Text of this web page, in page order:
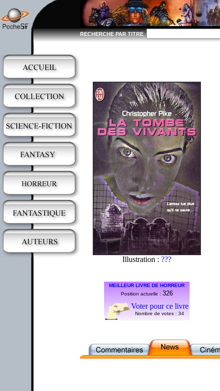
RECHERCHE PAR TITRE
Illustration : ???
MEILLEUR LIVRE DE HORREUR
Position actuelle : 326
Voter pour ce livre
Nombre de votes : 34